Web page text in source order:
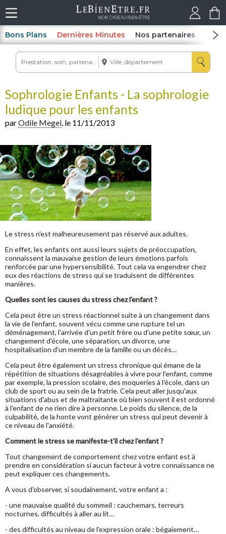
Bons Plans Dernières Minutes Nos partenaires Spas
Sophrologie Enfants - La sophrologie
ludique pour les enfants
parOdile Megel, le 11/11/2013
Le stress n'est malheureusement pas réservé aux adultes.
En effet, les enfants ont aussi leurs sujets de préoccupation,
connaissent la mauvaise gestion de leurs émotions parfois
renforcée par une hypersensibilité. Tout cela va engendrer chez
eux des réactions de stress qui se traduisent de différentes
manières.
Quelles sont les causes du stress chez l'enfant ?
Cela peut être un stress réactionnel suite à un changement dans
la vie de l'enfant, souvent vécu comme une rupture tel un
déménagement, l'arrivée d'un petit frère ou d'une petite sœur, un
changement d'école, une séparation, un divorce, une
hospitalisation d'un membre de la famille ou un décès…
Cela peut être également un stress chronique qui émane de la
répétition de situations désagréables à vivre pour l'enfant, comme
par exemple, la pression scolaire, des moqueries à l'école, dans un
club de sport ou au sein de la fratrie. Cela peut aller jusqu'aux
situations d'abus et de maltraitante où bien souvent il est ordonné
à l'enfant de ne rien dire à personne. Le poids du silence, de la
culpabilité, de la honte vont générer un stress qui peut devenir à
ce niveau de l'anxiété.
Comment le stress se manifeste-t'il chez l'enfant ?
Tout changement de comportement chez votre enfant est à
prendre en considération si aucun facteur à votre connaissance ne
peut expliquer ces changements.
A vous d'observer, si soudainement, votre enfant a :
- une mauvaise qualité du sommeil : cauchemars, terreurs
nocturnes, difficultés à aller au lit…
- des difficultés au niveau de l'expression orale : bégaiement…